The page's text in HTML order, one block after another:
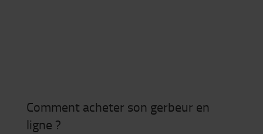
Comment acheter son gerbeur en
ligne ?